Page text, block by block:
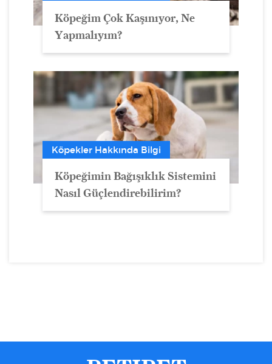
Köpeğim Çok Kaşınıyor, Ne
Yapmalıyım?
Köpekler Hakkında Bilgi
Köpeğimin Bağışıklık Sistemini
Nasıl Güçlendirebilirim?